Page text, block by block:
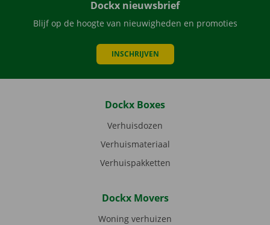
Dockx nieuwsbrief
Blijf op de hoogte van nieuwigheden en promoties
INSCHRIJVEN
Dockx Boxes
Verhuisdozen
Verhuismateriaal
Verhuispakketten
Dockx Movers
Woning verhuizen